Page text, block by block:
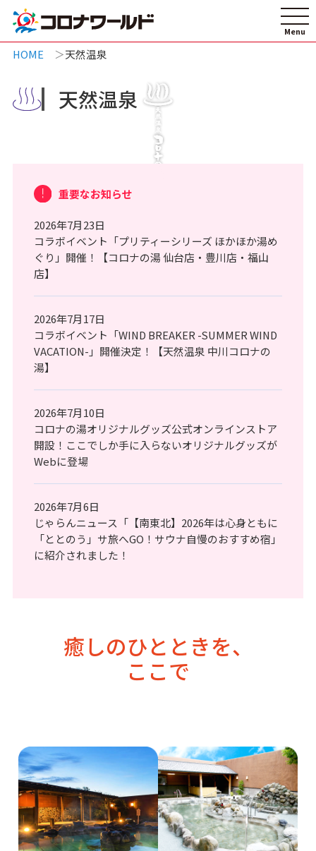
HOME 天然温泉
天然温泉
重要なお知らせ
2026年7月23日
コラボイベント「プリティーシリーズ ほかほか湯め
ぐり」開催！【コロナの湯 仙台店・豊川店・福山
店】
2026年7月17日
コラボイベント「WIND BREAKER -SUMMER WIND
VACATION-」開催決定！【天然温泉 中川コロナの
湯】
2026年7月10日
コロナの湯オリジナルグッズ公式オンラインストア
開設！ここでしか手に入らないオリジナルグッズが
Webに登場
2026年7月6日
じゃらんニュース「【南東北】2026年は心身ともに
「ととのう」サ旅へGO！サウナ自慢のおすすめ宿」
に紹介されました！
癒しのひとときを、
ここで